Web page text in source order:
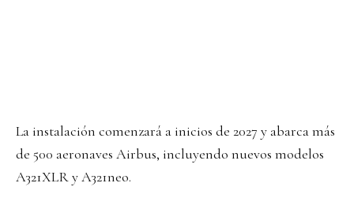
La instalación comenzará a inicios de 2027 y abarca más
de 500 aeronaves Airbus, incluyendo nuevos modelos
A321XLR y A321neo.